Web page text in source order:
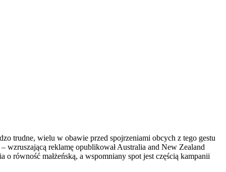
trudne, wielu w obawie przed spojrzeniami obcych z tego gestu
wzruszającą reklamę opublikował Australia and New Zealand
równość małżeńską, a wspomniany spot jest częścią kampanii